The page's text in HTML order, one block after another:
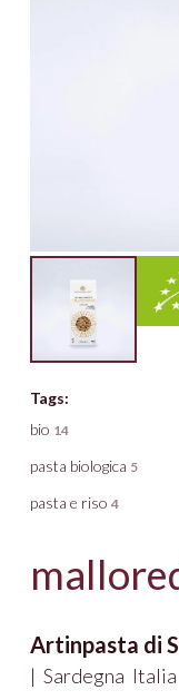
Tags:
bio 14
pasta biologica 5
pasta e riso 4
Artinpasta di
| Sardegna Italia